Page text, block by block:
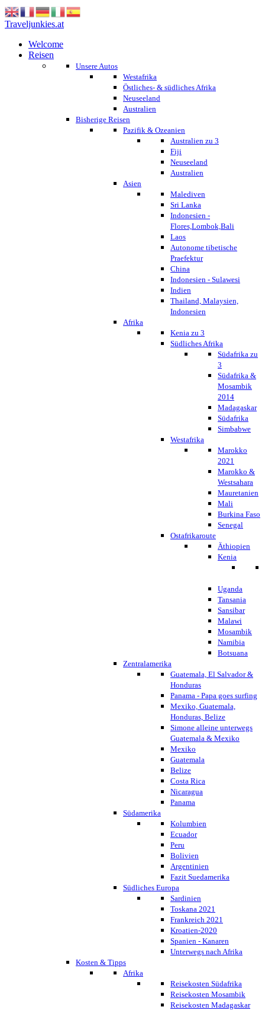
Traveljunkies.at
Welcome
Reisen
Unsere Autos
Westafrika
Östliches- & südliches Afrika
Neuseeland
Australien
Bisherige Reisen
Pazifik & Ozeanien
Australien zu 3
Fiji
Neuseeland
Australien
Asien
Malediven
Sri Lanka
Indonesien -
Flores,Lombok,Bali
Laos
Autonome tibetische
Praefektur
China
Indonesien - Sulawesi
Indien
Thailand, Malaysien,
Indonesien
Afrika
Kenia zu 3
Südliches Afrika
Südafrika zu
3
Südafrika &
Mosambik
2014
Madagaskar
Südafrika
Simbabwe
Westafrika
Marokko
2021
Marokko &
Westsahara
Mauretanien
Mali
Burkina Faso
Senegal
Ostafrikaroute
Äthiopien
Kenia
Uganda
Tansania
Sansibar
Malawi
Mosambik
Namibia
Botsuana
Zentralamerika
Guatemala, El Salvador &
Honduras
Panama - Papa goes surfing
Mexiko, Guatemala,
Honduras, Belize
Simone alleine unterwegs
Guatemala & Mexiko
Mexiko
Guatemala
Belize
Costa Rica
Nicaragua
Panama
Südamerika
Kolumbien
Ecuador
Peru
Bolivien
Argentinien
Fazit Suedamerika
Südliches Europa
Sardinien
Toskana 2021
Frankreich 2021
Kroatien-2020
Spanien - Kanaren
Unterwegs nach Afrika
Kosten & Tipps
Afrika
Reisekosten Südafrika
Reisekosten Mosambik
Reisekosten Madagaskar